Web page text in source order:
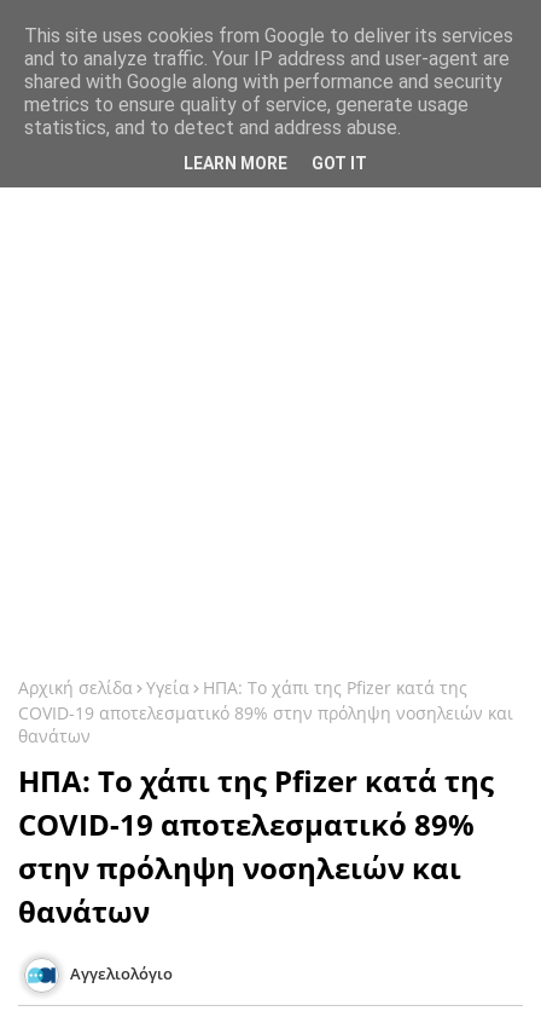
Αρχική σελίδα Υγεία
ΗΠΑ: Το χάπι της Pfizer κατά της
COVID-19 αποτελεσματικό 89% στην πρόληψη νοσηλειών και
θανάτων
ΗΠΑ: Το χάπι της Pfizer κατά της
COVID-19 αποτελεσματικό 89%
στην πρόληψη νοσηλειών και
θανάτων
Αγγελιολόγιο
This site uses cookies from Google to deliver its services
and to analyze traffic. Your IP address and user-agent are
shared with Google along with performance and security
metrics to ensure quality of service, generate usage
statistics, and to detect and address abuse.
LEARN MORE GOT IT